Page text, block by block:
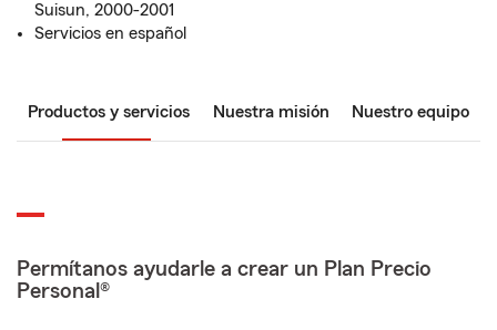
Suisun, 2000-2001
Servicios en español
Productos y servicios Nuestra misión Nuestro equipo
Permítanos ayudarle a crear un Plan Precio
Personal®